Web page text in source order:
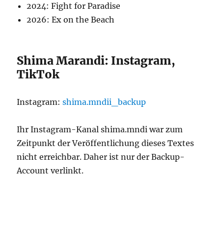
2024: Fight for Paradise
2026: Ex on the Beach
Shima Marandi: Instagram,
TikTok
Instagram:shima.mndii_backup
Ihr Instagram-Kanal shima.mndi war zum
Zeitpunkt der Veröffentlichung dieses Textes
nicht erreichbar. Daher ist nur der Backup-
Account verlinkt.